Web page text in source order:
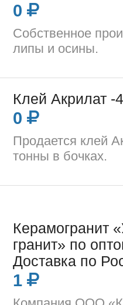
0
Собственное
липы и осины.
Клей Акрилат -
0
Продается клей
тонны в бочках.
Керамогранит
гранит» по
Доставка по
1